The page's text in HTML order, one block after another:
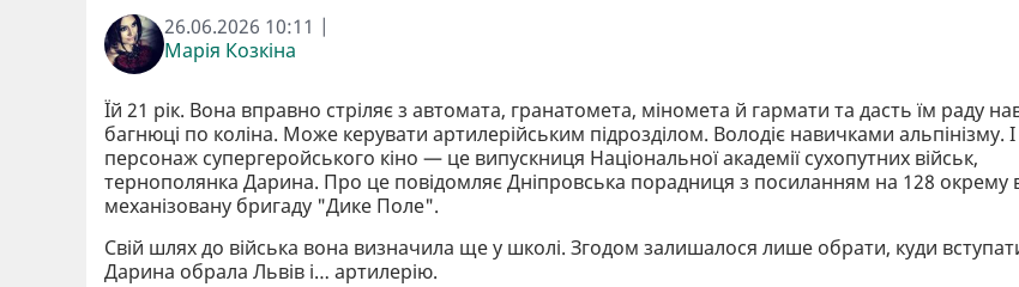
26.06.2026 10:11 |
Марія Козкіна
Їй 21 рік. Вона вправно стріляє з автомата, гранатомета, міномета й гармати та дасть їм раду
багнюці по коліна. Може керувати артилерійським підрозділом. Володіє навичками альпінізму. І
персонаж супергеройського кіно — це випускниця Національної академії сухопутних військ,
тернополянка Дарина. Про це повідомляє Дніпровська порадниця з посиланням на 128 окрему
механізовану бригаду "Дике Поле".
Свій шлях до війська вона визначила ще у школі. Згодом залишалося лише обрати, куди
Дарина обрала Львів і… артилерію.